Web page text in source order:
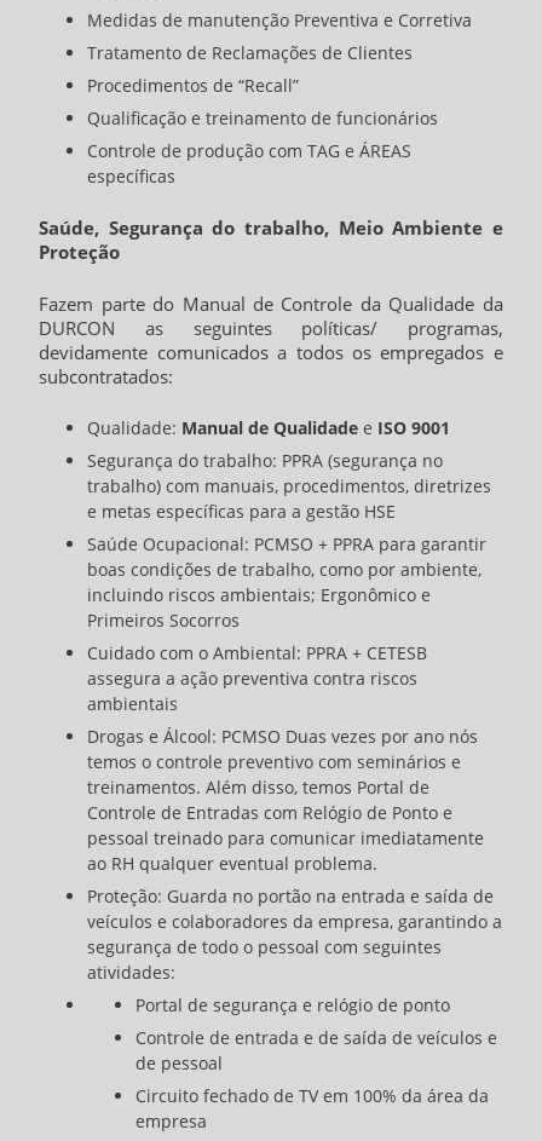
Medidas de manutenção Preventiva e Corretiva
Tratamento de Reclamações de Clientes
Procedimentos de “Recall”
Qualificação e treinamento de funcionários
Controle de produção com TAG e ÁREAS
específicas
Saúde, Segurança do trabalho, Meio Ambiente e
Proteção
Fazem parte do Manual de Controle da Qualidade da
DURCON as seguintes políticas/ programas,
devidamente comunicados a todos os empregados e
subcontratados:
Qualidade: Manual de Qualidade e ISO 9001
Segurança do trabalho: PPRA (segurança no
trabalho) com manuais, procedimentos, diretrizes
e metas específicas para a gestão HSE
Saúde Ocupacional: PCMSO + PPRA para garantir
boas condições de trabalho, como por ambiente,
incluindo riscos ambientais; Ergonômico e
Primeiros Socorros
Cuidado com o Ambiental: PPRA + CETESB
assegura a ação preventiva contra riscos
ambientais
Drogas e Álcool: PCMSO Duas vezes por ano nós
temos o controle preventivo com seminários e
treinamentos. Além disso, temos Portal de
Controle de Entradas com Relógio de Ponto e
pessoal treinado para comunicar imediatamente
ao RH qualquer eventual problema.
Proteção: Guarda no portão na entrada e saída de
veículos e colaboradores da empresa, garantindo a
segurança de todo o pessoal com seguintes
atividades:
Portal de segurança e relógio de ponto
Controle de entrada e de saída de veículos e
de pessoal
Circuito fechado de TV em 100% da área da
empresa